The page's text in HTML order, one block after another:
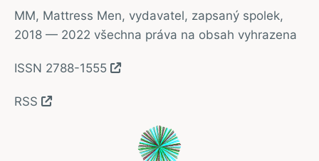
MM, Mattress Men, vydavatel, zapsaný spolek,
2018 — 2022 všechna práva na obsah vyhrazena
ISSN 2788-1555
RSS